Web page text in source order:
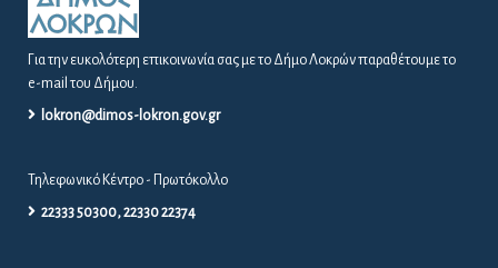
Για την ευκολότερη επικοινωνία σας με το Δήμο Λοκρών παραθέτουμε το
e-mail του Δήμου.
lokron@dimos-lokron.gov.gr
Τηλεφωνικό Κέντρο - Πρωτόκολλο
22333 50300, 22330 22374